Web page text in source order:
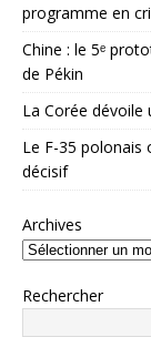
programme en
Chine : le 5ᵉ
de Pékin
La Corée dévoile
Le F-35 polonais
décisif
Archives
Rechercher